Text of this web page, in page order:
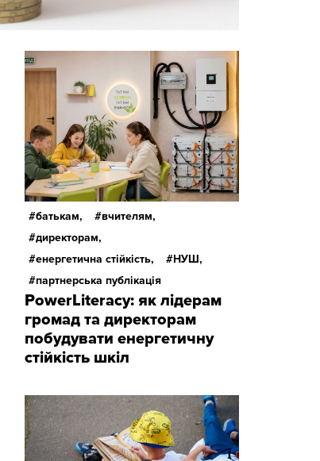
батькам,
вчителям,
директорам,
енергетична стійкість,
НУШ,
партнерська публікація
PowerLiteracy: як лідерам
громад та директорам
побудувати енергетичну
стійкість шкіл